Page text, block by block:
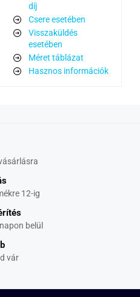
díj
Csere esetében
Visszaküldés
esetében
Méret táblázat
Hasznos információk
12-ig
belül
vár